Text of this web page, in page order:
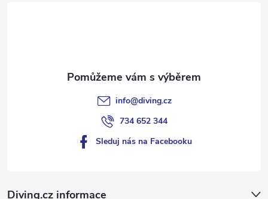
Diving.cz informace
info@diving.cz
734 652 344
Sleduj nás na Facebooku